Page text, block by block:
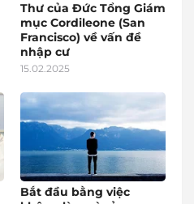
Thư của Đức Tổng Giám
mục Cordileone (San
Francisco) về vấn đề
nhập cư
15.02.2025
Bắt đầu bằng việc